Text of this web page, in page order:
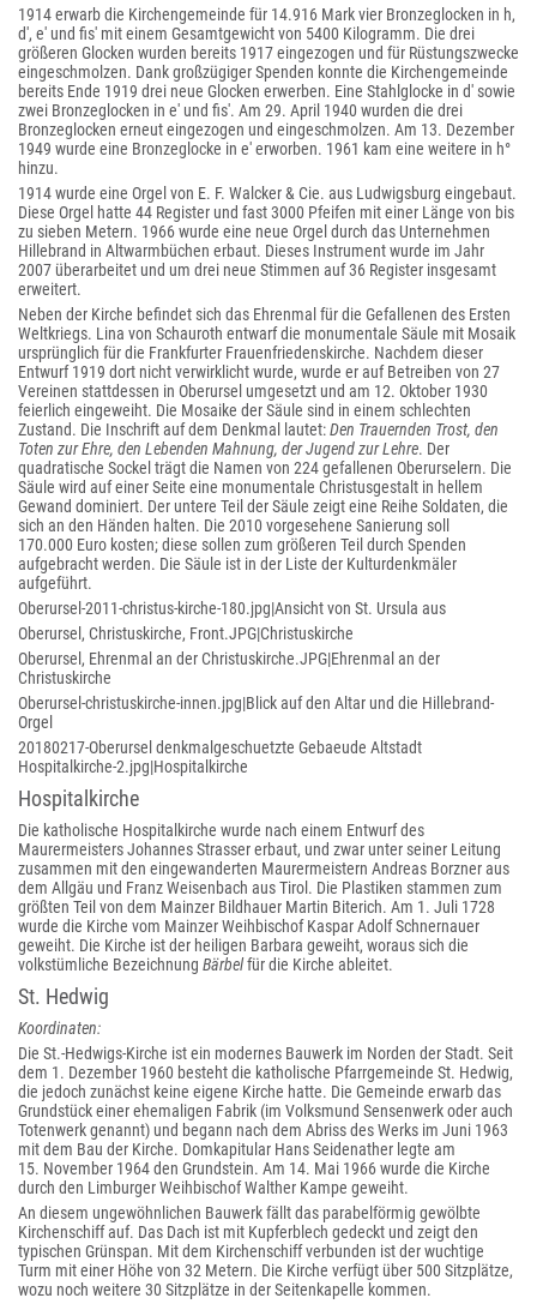
1914 erwarb die Kirchengemeinde für 14.916 Mark vier Bronzeglocken in h,
d′, e′ und fis′ mit einem Gesamtgewicht von 5400 Kilogramm. Die drei
größeren Glocken wurden bereits 1917 eingezogen und für Rüstungszwecke
eingeschmolzen. Dank großzügiger Spenden konnte die Kirchengemeinde
bereits Ende 1919 drei neue Glocken erwerben. Eine Stahlglocke in d′ sowie
zwei Bronzeglocken in e′ und fis′. Am 29. April 1940 wurden die drei
Bronzeglocken erneut eingezogen und eingeschmolzen. Am 13. Dezember
1949 wurde eine Bronzeglocke in e′ erworben. 1961 kam eine weitere in h°
hinzu.
1914 wurde eine Orgel von E. F. Walcker & Cie. aus Ludwigsburg eingebaut.
Diese Orgel hatte 44 Register und fast 3000 Pfeifen mit einer Länge von bis
zu sieben Metern. 1966 wurde eine neue Orgel durch das Unternehmen
Hillebrand in Altwarmbüchen erbaut. Dieses Instrument wurde im Jahr
2007 überarbeitet und um drei neue Stimmen auf 36 Register insgesamt
erweitert.
Neben der Kirche befindet sich das Ehrenmal für die Gefallenen des Ersten
Weltkriegs. Lina von Schauroth entwarf die monumentale Säule mit Mosaik
ursprünglich für die Frankfurter Frauenfriedenskirche. Nachdem dieser
Entwurf 1919 dort nicht verwirklicht wurde, wurde er auf Betreiben von 27
Vereinen stattdessen in Oberursel umgesetzt und am 12. Oktober 1930
feierlich eingeweiht. Die Mosaike der Säule sind in einem schlechten
Zustand. Die Inschrift auf dem Denkmal lautet:Den Trauernden Trost, den
Toten zur Ehre, den Lebenden Mahnung, der Jugend zur Lehre. Der
quadratische Sockel trägt die Namen von 224 gefallenen Oberurselern. Die
Säule wird auf einer Seite eine monumentale Christusgestalt in hellem
Gewand dominiert. Der untere Teil der Säule zeigt eine Reihe Soldaten, die
sich an den Händen halten. Die 2010 vorgesehene Sanierung soll
170.000 Euro kosten; diese sollen zum größeren Teil durch Spenden
aufgebracht werden. Die Säule ist in der Liste der Kulturdenkmäler
aufgeführt.
Oberursel-2011-christus-kirche-180.jpg|Ansicht von St. Ursula aus
Oberursel, Christuskirche, Front.JPG|Christuskirche
Oberursel, Ehrenmal an der Christuskirche.JPG|Ehrenmal an der
Christuskirche
Oberursel-christuskirche-innen.jpg|Blick auf den Altar und die Hillebrand-
Orgel
20180217-Oberursel denkmalgeschuetzte Gebaeude Altstadt
Hospitalkirche-2.jpg|Hospitalkirche
Hospitalkirche
Die katholische Hospitalkirche wurde nach einem Entwurf des
Maurermeisters Johannes Strasser erbaut, und zwar unter seiner Leitung
zusammen mit den eingewanderten Maurermeistern Andreas Borzner aus
dem Allgäu und Franz Weisenbach aus Tirol. Die Plastiken stammen zum
größten Teil von dem Mainzer Bildhauer Martin Biterich. Am 1. Juli 1728
wurde die Kirche vom Mainzer Weihbischof Kaspar Adolf Schnernauer
geweiht. Die Kirche ist der heiligen Barbara geweiht, woraus sich die
volkstümliche Bezeichnung Bärbelfür die Kirche ableitet.
St. Hedwig
Koordinaten:
Die St.-Hedwigs-Kirche ist ein modernes Bauwerk im Norden der Stadt. Seit
dem 1. Dezember 1960 besteht die katholische Pfarrgemeinde St. Hedwig,
die jedoch zunächst keine eigene Kirche hatte. Die Gemeinde erwarb das
Grundstück einer ehemaligen Fabrik (im Volksmund Sensenwerk oder auch
Totenwerk genannt) und begann nach dem Abriss des Werks im Juni 1963
mit dem Bau der Kirche. Domkapitular Hans Seidenather legte am
15. November 1964 den Grundstein. Am 14. Mai 1966 wurde die Kirche
durch den Limburger Weihbischof Walther Kampe geweiht.
An diesem ungewöhnlichen Bauwerk fällt das parabelförmig gewölbte
Kirchenschiff auf. Das Dach ist mit Kupferblech gedeckt und zeigt den
typischen Grünspan. Mit dem Kirchenschiff verbunden ist der wuchtige
Turm mit einer Höhe von 32 Metern. Die Kirche verfügt über 500 Sitzplätze,
wozu noch weitere 30 Sitzplätze in der Seitenkapelle kommen.